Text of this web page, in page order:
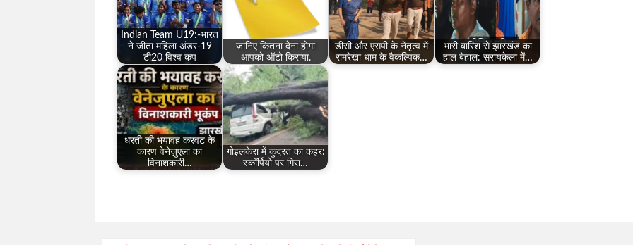
Indian Team U19:-भारत
ने जीता महिला अंडर-19
टी20 विश्व कप
जानिए कितना देना होगा
आपको ऑटो किराया.
डीसी और एसपी के नेतृत्व में
रामरेखा धाम के वैकल्पिक…
भारी बारिश से झारखंड का
हाल बेहाल: सरायकेला में…
धरती की भयावह करवट के
कारण वेनेज़ुएला का
विनाशकारी…
गोइलकेरा में कुदरत का कहर:
स्कॉर्पियो पर गिरा…